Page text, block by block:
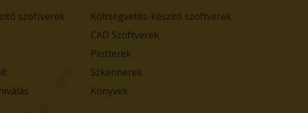
szoftverek
Költségvetés-készítő szoftverek
CAD Szoftverek
Plotterek
Szkennerek
Könyvek